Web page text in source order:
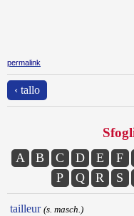
permalink
‹ tallo
A B C D E F
P
Q R S
tailleur (s. masch.)